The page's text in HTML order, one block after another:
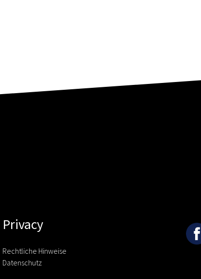
Privacy
Rechtliche Hinweise
Datenschutz